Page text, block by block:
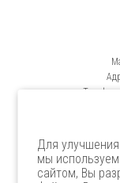
Для
мы
сайтом, Вы